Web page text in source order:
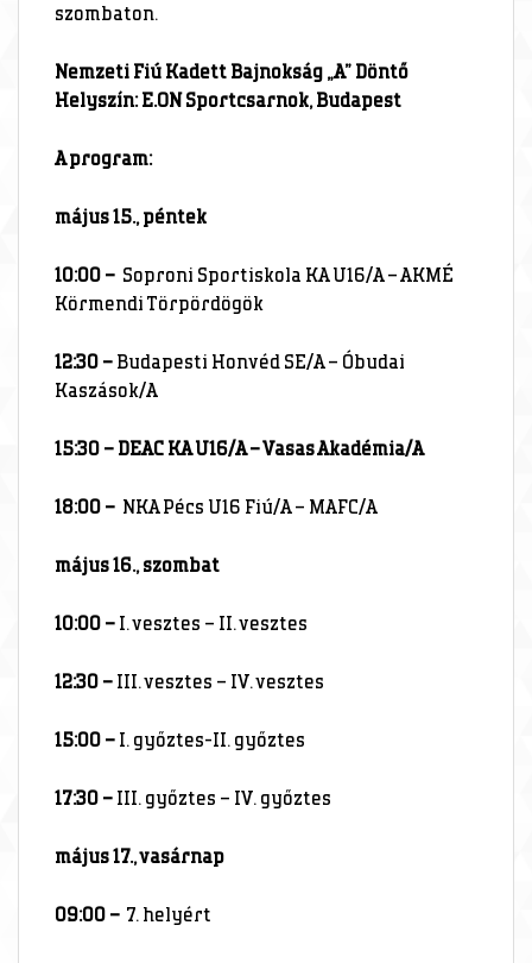
szombaton.
Nemzeti Fiú Kadett Bajnokság „A” Döntő
Helyszín: E.ON Sportcsarnok, Budapest
A program:
május 15., péntek
10:00 – Soproni Sportiskola KA U16/A – AKMÉ
Körmendi Törpördögök
12:30 – Budapesti Honvéd SE/A – Óbudai
Kaszások/A
15:30 – DEAC KA U16/A – Vasas Akadémia/A
18:00 – NKA Pécs U16 Fiú/A – MAFC/A
május 16., szombat
10:00 – I. vesztes – II. vesztes
12:30 – III. vesztes – IV. vesztes
15:00 – I. győztes-II. győztes
17:30 – III. győztes – IV. győztes
május 17., vasárnap
09:00 – 7. helyért